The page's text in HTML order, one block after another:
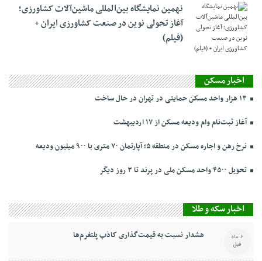
نهمین نمایشگاه بین‌المللی ماشین‌آلات کشاورزی؛
آغاز تحولی نوین در صنعت کشاورزی ایران +
(فیلم)
اخبار مسکن
آغاز ثبت‌نام وام ودیعه مسکن از ۱۷ اردیبهشت
نرخ‌ رهن و اجاره مسکن در منطقه ۵؛ آپارتمان ۷۰ متری با ۹۰۰ میلیون ودیعه
تحویل ۴۵۰۰ واحد مسکن ملی در پرند تا ۳ روز دیگر
اخبار سکه و طلا
هشدار نسبت به قیمت‌گذاری کاذب پلتفرم‌ها 6 ماه
قبل